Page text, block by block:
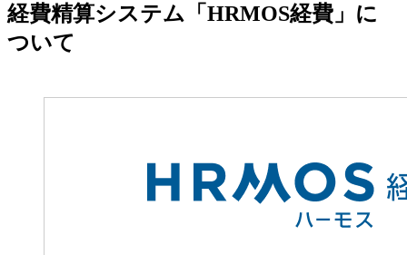
経費精算システム「HRMOS経費」に
ついて